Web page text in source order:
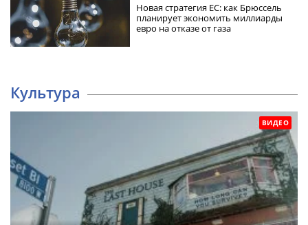
Новая стратегия ЕС: как Брюссель
планирует экономить миллиарды
евро на отказе от газа
Культура
ВИДЕО